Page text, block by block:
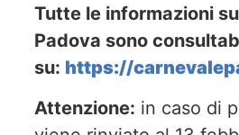
Tutte le informazioni
Padova sono
su: https://
Attenzione: in caso di